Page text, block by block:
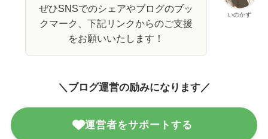
いのかず
ぜひSNSでのシェアやブログのブッ
クマーク、下記リンクからのご支援
をお願いいたします！
＼ブログ運営の励みになります／
運営者をサポートする